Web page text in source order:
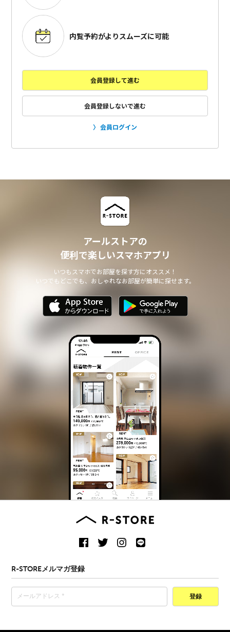
内覧予約がよりスムーズに可能
会員登録して進む
会員登録しないで進む
会員ログイン
アールストアの
便利で楽しいスマホアプリ
いつもスマホでお部屋を探す方にオススメ！
いつでもどこでも、おしゃれなお部屋が簡単に探せます。
R-STOREメルマガ登録
登録